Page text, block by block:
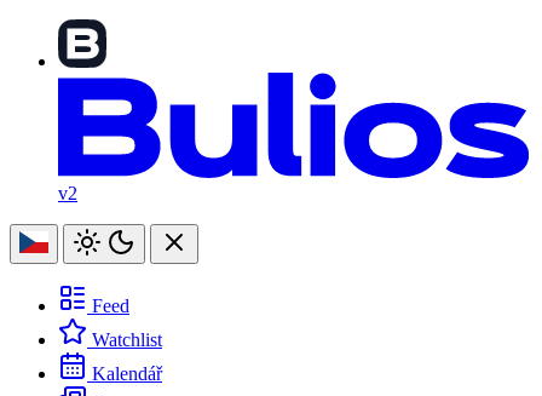
v2
Feed
Watchlist
Kalendář